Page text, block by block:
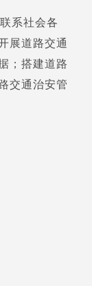
系社会各
展道路交通
；搭建道路
交通治安管